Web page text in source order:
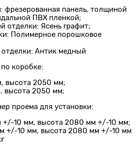
фрезерованная панель, толщиной
ПВХ пленкой;
отделки: Ясень графит;
Полимерное порошковое
Антик медный
коробке:
высота 2050 мм;
высота 2050 мм;
проема для установки:
10 мм, высота 2080 мм +/-10 мм;
+/-10 мм, высота 2080 мм +/-10 мм